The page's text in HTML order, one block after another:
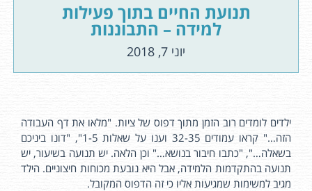
תנועת החיים בתוך פעילות
למידה – התבוננות
יוני 7, 2018
ילדים לומדים רוב הזמן מתוך דפוס של ציות. "מלאו את דף העבודה
הזה…" קראו עמודים 32-35 וענו על שאלות 1-5", "דונו ביניכם
בשאלה…", "כתבו חיבור בנושא…" וכן הלאה. יש תנועה בשיעור, יש
תנועה בהתקדמות הלמידה, אבל היא נובעת מכוחות חיצוניים. הילד
מגיב למשימות שמגיעות אליו כי זה הדפוס המקובל.